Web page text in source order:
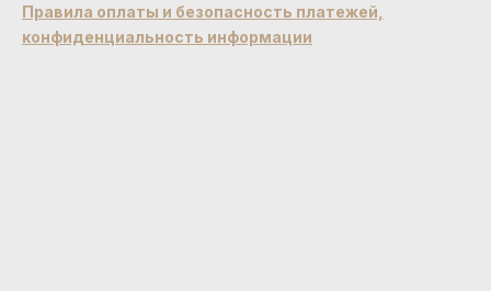
Правила оплаты и безопасность платежей,
конфиденциальность информации